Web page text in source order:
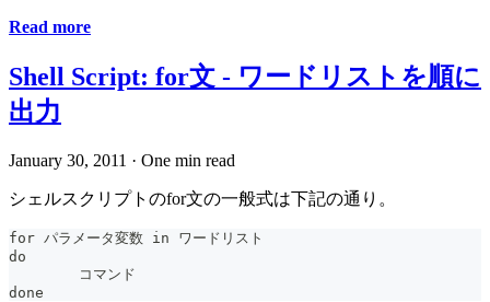
Read more
Shell Script: for文 - ワードリストを順に
出力
January 30, 2011 · One min read
シェルスクリプトのfor文の一般式は下記の通り。
for パラメータ変数 in ワードリスト
do
	コマンド
done